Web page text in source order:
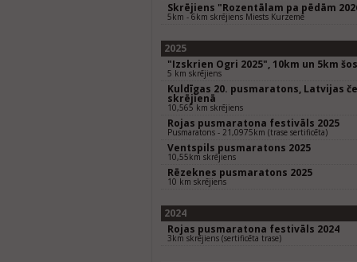
Skrējiens "Rozentālam pa pēdām
5km - 6km skrējiens Miests Kurzemē
2025
"Izskrien Ogri 2025", 10km un 5km
5 km skrējiens
Kuldīgas 20. pusmaratons, Latvijas
skrējienā
10,565 km skrējiens
Rojas pusmaratona festivāls 2025
Pusmaratons - 21,0975km (trase sertificēta)
Ventspils pusmaratons 2025
10,55km skrējiens
Rēzeknes pusmaratons 2025
10 km skrējiens
2024
Rojas pusmaratona festivāls 2024
3km skrējiens (sertificēta trase)